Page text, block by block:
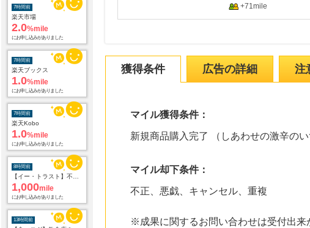
7時間前
楽天市場
2.0%mile
にお申し込みがありました
7時間前
楽天ブックス
1.0%mile
にお申し込みがありました
7時間前
楽天Kobo
1.0%mile
にお申し込みがありました
8時間前
1,000mile
にお申し込みがありました
13時間前
+71mile
獲得条件 広告の詳細 注
マイル獲得条件：
新規商品購入完了 （しあわせの激辛のい
マイル却下条件：
不正、悪戯、キャンセル、重複
※成果に関するお問い合わせは受付出来